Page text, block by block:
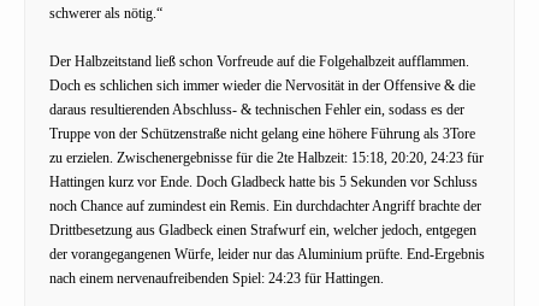
schwerer als nötig.“
Der Halbzeitstand ließ schon Vorfreude auf die Folgehalbzeit aufflammen.
Doch es schlichen sich immer wieder die Nervosität in der Offensive & die
daraus resultierenden Abschluss- & technischen Fehler ein, sodass es der
Truppe von der Schützenstraße nicht gelang eine höhere Führung als 3Tore
zu erzielen. Zwischenergebnisse für die 2te Halbzeit: 15:18, 20:20, 24:23 für
Hattingen kurz vor Ende. Doch Gladbeck hatte bis 5 Sekunden vor Schluss
noch Chance auf zumindest ein Remis. Ein durchdachter Angriff brachte der
Drittbesetzung aus Gladbeck einen Strafwurf ein, welcher jedoch, entgegen
der vorangegangenen Würfe, leider nur das Aluminium prüfte. End-Ergebnis
nach einem nervenaufreibenden Spiel: 24:23 für Hattingen.